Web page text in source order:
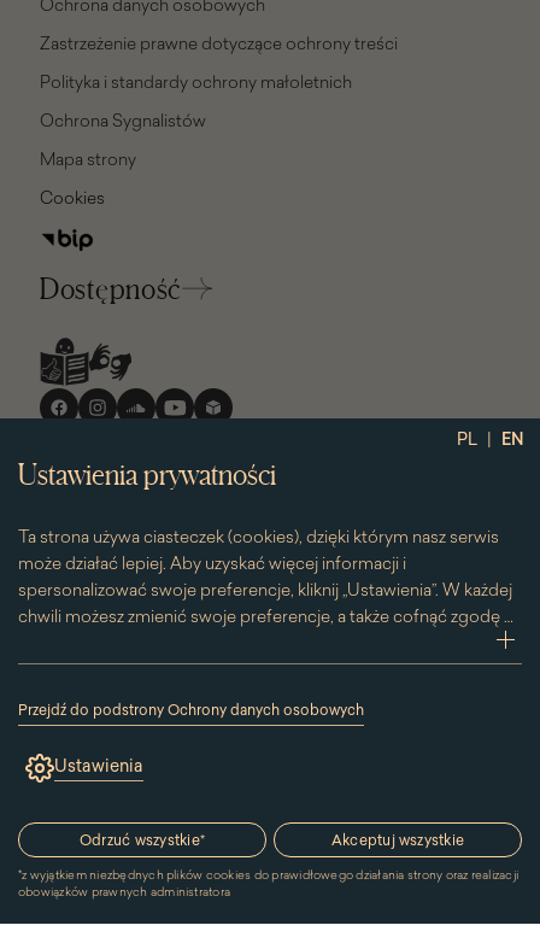
PL | EN
Ustawienia prywatności
Ta strona używa ciasteczek (cookies), dzięki którym nasz serwis
może działać lepiej. Aby uzyskać więcej informacji i
spersonalizować swoje preferencje, kliknij „Ustawienia”. W każdej
chwili możesz zmienić swoje preferencje, a także cofnąć zgodę na
używanie plików cookie. Możesz to zrobić, klikając na podstronę
„Cookies” znajdującą się w stopce.
Przesuwając suwak w prawą stronę aktywujesz zgodę na
konkretne ciasteczko. Przesuwając suwak w lewą stronę
wyłączasz taką zgodę.
Przejdź do podstrony Ochrony danych osobowych
(link
się
oknie)
Ustawienia
Odrzuć wszystkie*
*z wyjątkiem niezbędnych plików cookies do prawidłowego działania strony oraz realizacji
obowiązków prawnych administratora
Akceptuj wszystkie
Ochrona danych osobowych
Zastrzeżenie prawne dotyczące ochrony treści
Polityka i standardy ochrony małoletnich
Ochrona Sygnalistów
Mapa strony
Cookies
Dostępność
Media
społecznościowe